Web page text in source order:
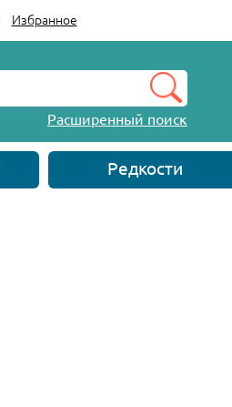
Избранное
Расширенный поиск
Редкости